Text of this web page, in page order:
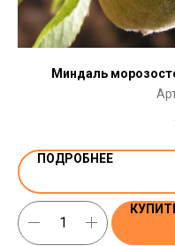
Миндаль
ПОДРОБНЕЕ